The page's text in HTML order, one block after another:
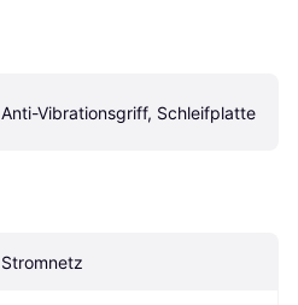
Anti-Vibrationsgriff, Schleifplatte
Stromnetz